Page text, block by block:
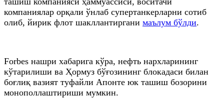
компаниялар орқали ўнлаб супертанкерларни сотиб
олиб, йирик флот шакллантиргани маълум бўлди.
Forbes нашри хабарига кўра, нефть нархларининг
кўтарилиши ва Ҳормуз бўғозининг блокадаси билан
боғлиқ вазият туфайли Апонте юк ташиш бозорини
монополлаштириши мумкин.